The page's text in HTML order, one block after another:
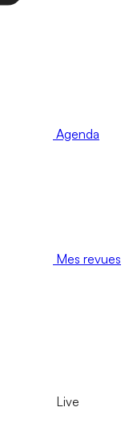
Agenda
Mes revues
Live